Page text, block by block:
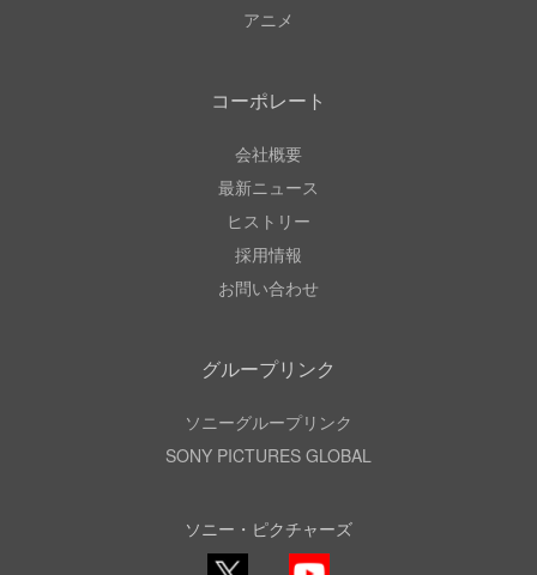
アニメ
コーポレート
会社概要
最新ニュース
ヒストリー
採用情報
お問い合わせ
グループリンク
ソニーグループリンク
SONY PICTURES GLOBAL
ソニー・ピクチャーズ